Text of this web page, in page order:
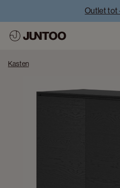
Outlet tot
Uitverkoop van
Kasten